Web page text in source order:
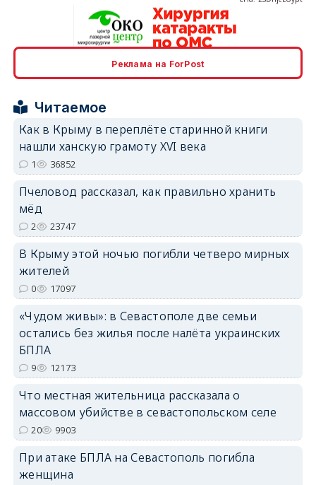
Реклама на ForPost
Читаемое
Как в Крыму в переплёте старинной книги
нашли ханскую грамоту XVI века
1 36852
Пчеловод рассказал, как правильно хранить
мёд
2 23747
В Крыму этой ночью погибли четверо мирных
жителей
0 17097
«Чудом живы»: в Севастополе две семьи
остались без жилья после налёта украинских
БПЛА
9 12173
Что местная жительница рассказала о
массовом убийстве в севастопольском селе
20 9903
При атаке БПЛА на Севастополь погибла
женщина